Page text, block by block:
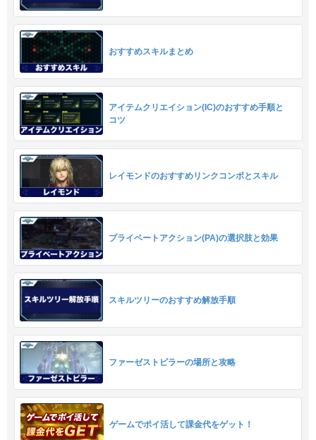
おすすめスキルまとめ
アイテムクリエイション(IC)のおすすめ手順と
コツ
レイモンドのおすすめリンクコンボとスキル
プライベートアクション(PA)の選択肢と効果
スキルツリーのおすすめ解放手順
ファーゼストピラーの場所と攻略
ゲームでポイ活して課金代をゲット！